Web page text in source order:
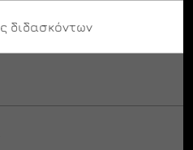
διδασκόντων